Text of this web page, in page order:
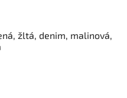
žltá, denim, malinová,